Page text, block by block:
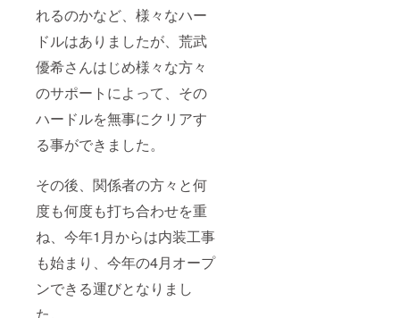
れるのかなど、様々なハー
ドルはありましたが、荒武
優希さんはじめ様々な方々
のサポートによって、その
ハードルを無事にクリアす
る事ができました。
その後、関係者の方々と何
度も何度も打ち合わせを重
ね、今年1月からは内装工事
も始まり、今年の4月オープ
ンできる運びとなりまし
た。